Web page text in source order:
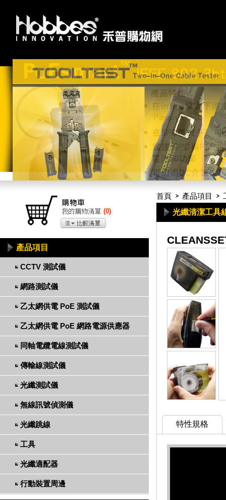
首頁 產品項目
光纖清潔工具
特性規格
(0)
產品項目
CCTV 測試儀
網路測試儀
乙太網供電 PoE 測試儀
乙太網供電 PoE 網路電源供應器
同軸電纜電線測試儀
傳輸線測試儀
光纖測試儀
無線訊號偵測儀
光纖跳線
工具
光纖適配器
行動裝置周邊